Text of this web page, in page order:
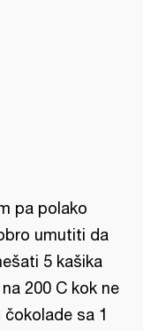
pa polako
umutiti da
5 kašika
200 C kok ne
sa 1